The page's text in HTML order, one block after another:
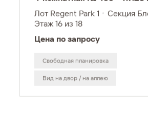
Лот Regent Park 1
Секция
Этаж 16 из 18
Цена по запросу
Свободная планировка
Вид на двор / на аллею